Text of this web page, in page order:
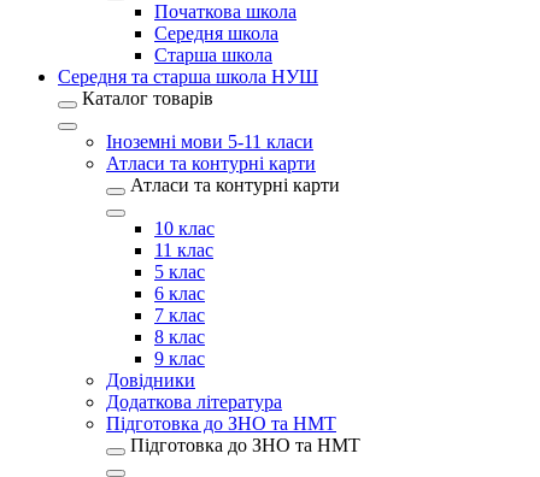
Початкова школа
Середня школа
Старша школа
Середня та старша школа НУШ
Каталог товарів
Іноземні мови 5-11 класи
Атласи та контурні карти
Атласи та контурні карти
10 клас
11 клас
5 клас
6 клас
7 клас
8 клас
9 клас
Довідники
Додаткова література
Підготовка до ЗНО та НМТ
Підготовка до ЗНО та НМТ